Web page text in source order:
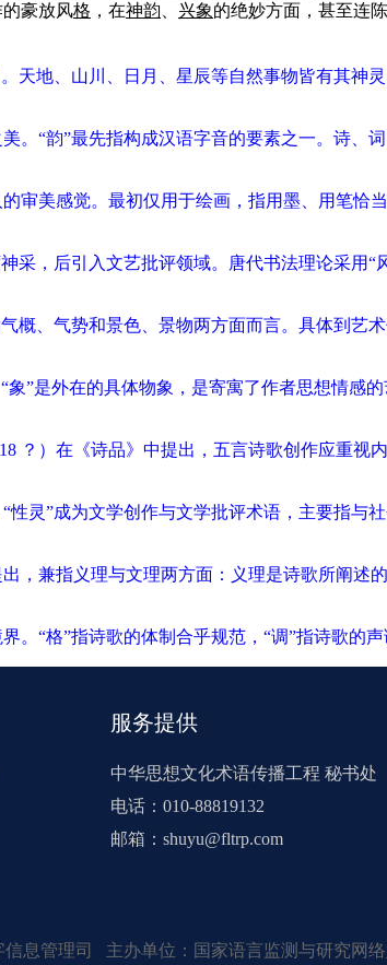
豪放风格 ，在神韵 兴象的绝妙方面，甚至连
地、山川、日月、星辰等自然事物皆有其神
。“韵”最先指构成汉语字音的要素之一。诗、
审美感觉。最初仅用于绘画，指用墨、用笔恰
，后引入文艺批评领域。唐代书法理论采用“
概、气势和景色、景物两方面而言。具体到艺
”是外在的具体物象，是寄寓了作者思想情感
？）在《诗品》中提出，五言诗歌创作应重视
灵”成为文学创作与文学批评术语，主要指与
，兼指义理与文理两方面：义理是诗歌所阐述
“格”指诗歌的体制合乎规范，“调”指诗歌的
服务提供
中华思想文化术语传播工程 秘书处
电话：010-88819132
邮箱：shuyu@fltrp.com
信息管理司 主办单位：国家语言监测与研究网